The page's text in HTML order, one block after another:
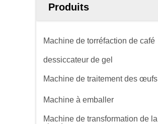
Produits
Machine de torréfaction de café
dessiccateur de gel
Machine de traitement des œufs
Machine à emballer
Machine de transformation de la